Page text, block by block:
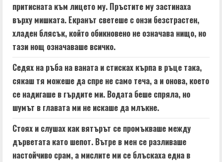
притисната към лицето му. Пръстите му застинаха
върху мишката. Екранът светеше с онзи безстрастен,
хладен блясък, който обикновено не означава нищо, но
тази нощ означаваше всичко.
Седях на ръба на ваната и стисках кърпа в ръце така,
сякаш тя можеше да спре не само теча, а и онова, което
се надигаше в гърдите ми. Водата беше спряла, но
шумът в главата ми не искаше да млъкне.
Стоях и слушах как вятърът се промъкваше между
дърветата като шепот. Вътре в мен се разливаше
настойчиво срам, а мислите ми се блъскаха една в